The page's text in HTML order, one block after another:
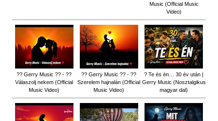
Music (Official Music
Video)
?? Gerry Music ?? - ??
Válaszolj nekem (Official
Music Video)
?? Gerry Music ?? - ??
Szerelem hajnalán (Official
Music Video)
? Te és én… 30 év után |
Gerry Music (Nosztalgikus
magyar dal)